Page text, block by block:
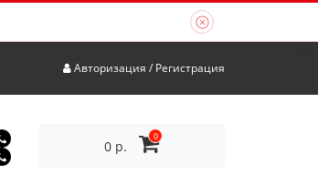
Авторизация / Регистрация
0 р.
0